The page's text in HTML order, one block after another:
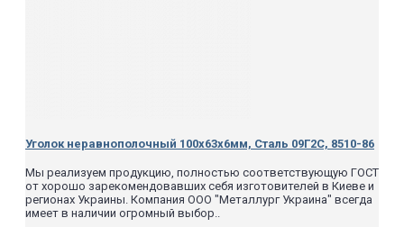
Уголок неравнополочный 100х63х6мм, Сталь 09Г2С, 8510-86
Мы реализуем продукцию, полностью соответствующую ГОСТ
от хорошо зарекомендовавших себя изготовителей в Киеве и
регионах Украины. Компания ООО "Металлург Украина" всегда
имеет в наличии огромный выбор..